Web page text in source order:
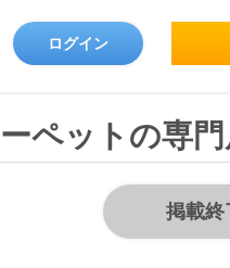
ログイン
ペットの専
掲載終